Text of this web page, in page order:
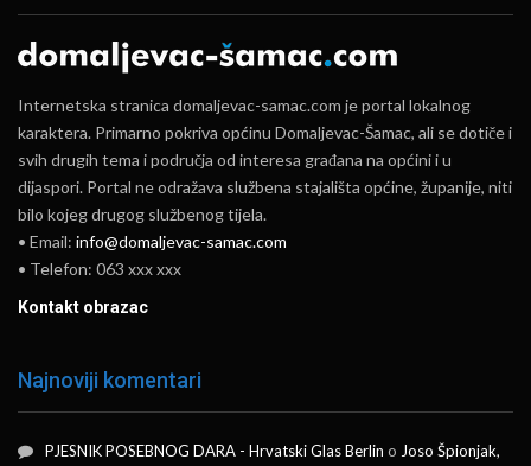
Internetska stranica domaljevac-samac.com je portal lokalnog
karaktera. Primarno pokriva općinu Domaljevac-Šamac, ali se dotiče i
svih drugih tema i područja od interesa građana na općini i u
dijaspori. Portal ne odražava službena stajališta općine, županije, niti
bilo kojeg drugog službenog tijela.
• Email: info@domaljevac-samac.com
• Telefon: 063 xxx xxx
Kontakt obrazac
Najnoviji komentari
PJESNIK POSEBNOG DARA - Hrvatski Glas Berlin o Joso Špionjak,